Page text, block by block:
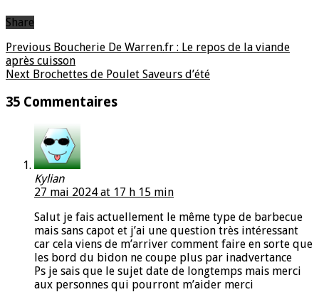
Share
Previous Boucherie De Warren.fr : Le repos de la viande
après cuisson
Next Brochettes de Poulet Saveurs d’été
35 Commentaires
Kylian
27 mai 2024 at 17 h 15 min
Salut je fais actuellement le même type de barbecue
mais sans capot et j’ai une question très intéressant
car cela viens de m’arriver comment faire en sorte que
les bord du bidon ne coupe plus par inadvertance
Ps je sais que le sujet date de longtemps mais merci
aux personnes qui pourront m’aider merci